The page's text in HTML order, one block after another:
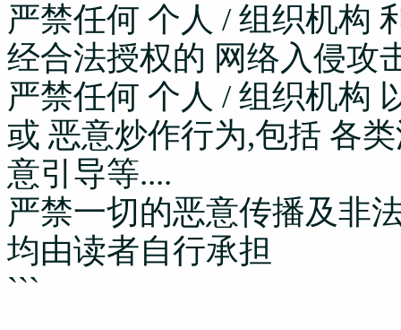
严禁任何 个人 / 组织机构
经合法授权的 网络入侵攻
严禁任何 个人 / 组织机构
或 恶意炒作行为,包括 各
意引导等....
严禁一切的恶意传播及非
均由读者自行承担
```